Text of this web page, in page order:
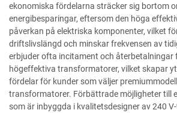
ekonomiska fördelarna sträcker sig bortom
energibesparingar, eftersom den höga
påverkan på elektriska komponenter, vilket
driftslivslängd och minskar frekvensen av
erbjuder ofta incitament och återbetalningar
högeffektiva transformatorer, vilket skapar
fördelar för kunder som väljer
transformatorer. Förbättrade möjligheter till
som är inbyggda i kvalitetsdesigner av 240